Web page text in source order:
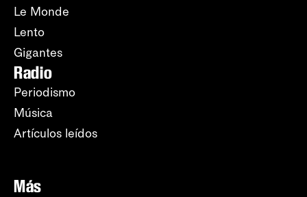
Le Monde
Lento
Gigantes
Radio
Periodismo
Música
Artículos leídos
Más